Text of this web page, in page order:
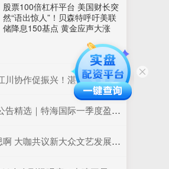
股票100倍杠杆平台 美国财长突
然“语出惊人”！贝森特呼吁美联
储降息150基点 黄金应声大涨
湛江国联水产“粤桂协作帮扶车间”在吴川揭牌
季度盈利同比降超6成 三一国际首季营收超66亿元
大众文艺发展：如何更好地与时代同频共振